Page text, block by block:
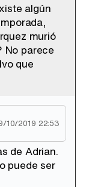
algún
murió
No parece
que
10/2019 22:53
de Adrian.
puede ser